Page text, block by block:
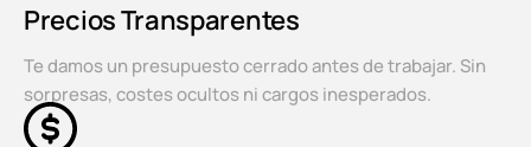
Precios Transparentes
Te damos un presupuesto cerrado antes de trabajar. Sin
sorpresas, costes ocultos ni cargos inesperados.